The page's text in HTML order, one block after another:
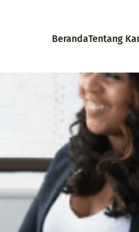
BerandaTentang